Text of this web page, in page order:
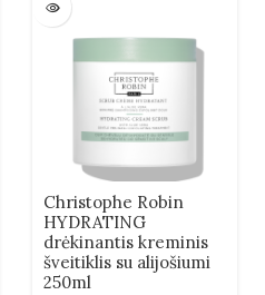
Christophe Robin
HYDRATING
drėkinantis kreminis
šveitiklis su alijošiumi
250ml